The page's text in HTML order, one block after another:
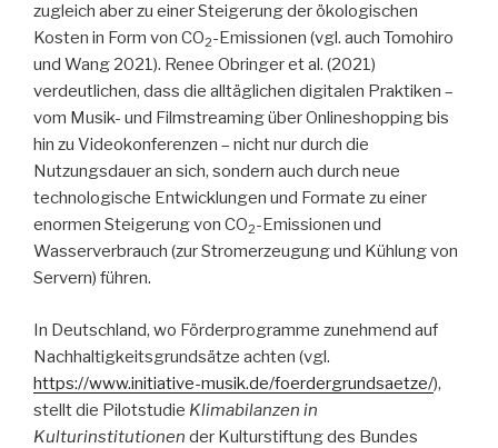
zugleich aber zu einer Steigerung der ökologischen
Kosten in Form von CO2-Emissionen (vgl. auch Tomohiro
und Wang 2021). Renee Obringer et al. (2021)
verdeutlichen, dass die alltäglichen digitalen Praktiken –
vom Musik- und Filmstreaming über Onlineshopping bis
hin zu Videokonferenzen – nicht nur durch die
Nutzungsdauer an sich, sondern auch durch neue
technologische Entwicklungen und Formate zu einer
enormen Steigerung von CO2-Emissionen und
Wasserverbrauch (zur Stromerzeugung und Kühlung von
Servern) führen.
In Deutschland, wo Förderprogramme zunehmend auf
Nachhaltigkeitsgrundsätze achten (vgl.
https://www.initiative-musik.de/foerdergrundsaetze/),
stellt die Pilotstudie Klimabilanzen in
Kulturinstitutionen der Kulturstiftung des Bundes